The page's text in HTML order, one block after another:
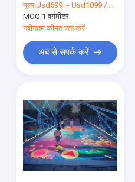
मूल्य:Usd699 ~ Usd1099 / Sqm ( price is negotiable )
MOQ:1 वर्गमीटर
नवीनतम कीमत पता करें
अब से संपर्क करें